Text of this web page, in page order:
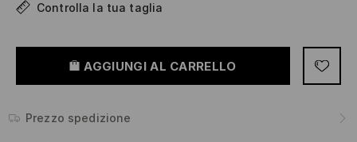
Controlla la tua taglia
AGGIUNGI AL CARRELLO
Prezzo spedizione